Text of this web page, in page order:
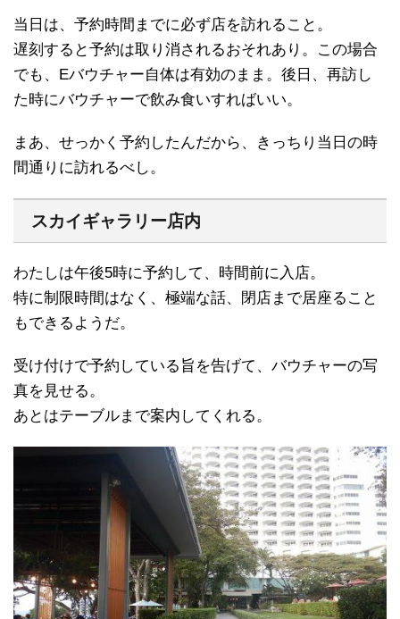
当日は、予約時間までに必ず店を訪れること。
遅刻すると予約は取り消されるおそれあり。この場合
でも、Eバウチャー自体は有効のまま。後日、再訪し
た時にバウチャーで飲み食いすればいい。
まあ、せっかく予約したんだから、きっちり当日の時
間通りに訪れるべし。
スカイギャラリー店内
わたしは午後5時に予約して、時間前に入店。
特に制限時間はなく、極端な話、閉店まで居座ること
もできるようだ。
受け付けで予約している旨を告げて、バウチャーの写
真を見せる。
あとはテーブルまで案内してくれる。